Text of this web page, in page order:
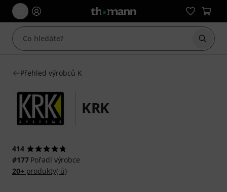
Začít
Přehled výrobců K
KRK
414
#177Pořadí výrobce
20+produkty(-ů)